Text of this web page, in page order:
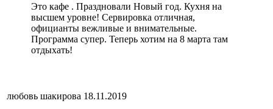
Это кафе . Праздновали Новый год. Кухня на
высшем уровне! Сервировка отличная,
официанты вежливые и внимательные.
Программа супер. Теперь хотим на 8 марта там
отдыхать!
любовь шакирова 18.11.2019